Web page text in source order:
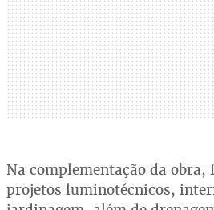
Na complementação da
projetos luminotécnicos,